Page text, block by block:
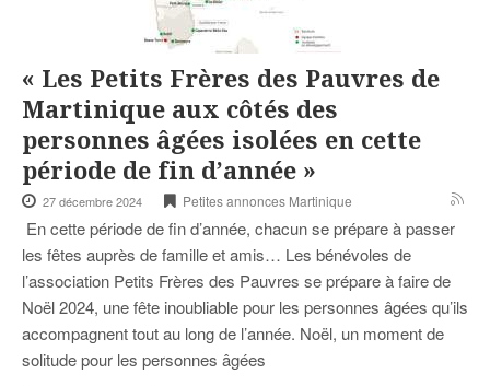
« Les Petits Frères des Pauvres de
Martinique aux côtés des
personnes âgées isolées en cette
période de fin d’année »
27 décembre 2024 Petites annonces Martinique
En cette période de fin d’année, chacun se prépare à passer
les fêtes auprès de famille et amis… Les bénévoles de
l’association Petits Frères des Pauvres se prépare à faire de
Noël 2024, une fête inoubliable pour les personnes âgées qu’ils
accompagnent tout au long de l’année. Noël, un moment de
solitude pour les personnes âgées